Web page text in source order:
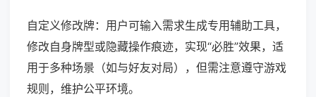
自定义修改牌：用户可输入需求生成专用辅助工具，
修改自身牌型或隐藏操作痕迹，实现“必胜”效果，适
用于多种场景（如与好友对局），但需注意遵守游戏
规则，维护公平环境。